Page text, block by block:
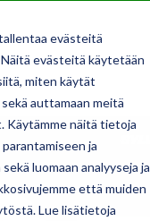
evästeitä
evästeitä käytetään
miten käytät
auttamaan meitä
Käytämme näitä tietoja
ja
luomaan analyyseja ja
että muiden
Lue lisätietoja